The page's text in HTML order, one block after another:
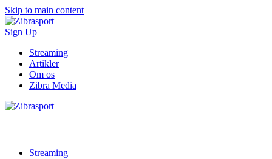
Skip to main content
Sign Up
Streaming
Artikler
Om os
Zibra Media
Streaming